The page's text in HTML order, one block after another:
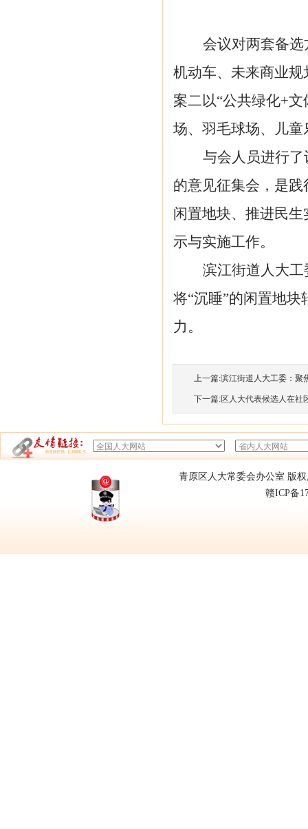
会议对两套备选
机动车、未来商业
案二以“公共绿化+文
场、羽毛球场、儿
与会人员进行
的意见征集会 ，是践
闲置地块、推进民
示与实施工作。
滨江街道人大
将“沉睡”的闲置地块
力。
上一篇:滨江街道人大工委：聚
下一篇:区人大代表候选人在社
青原区人大常委会办公室 版
赣ICP备